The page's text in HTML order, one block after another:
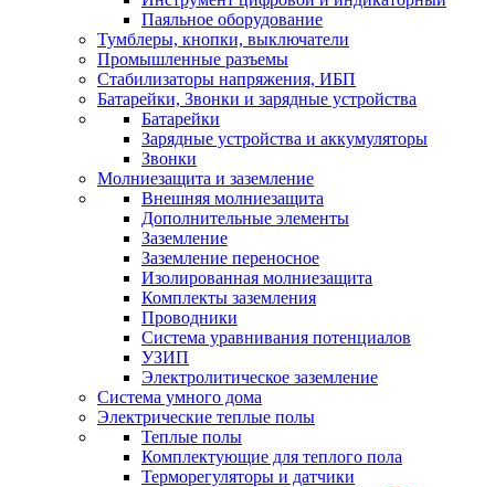
Паяльное оборудование
Тумблеры, кнопки, выключатели
Промышленные разъемы
Стабилизаторы напряжения, ИБП
Батарейки, Звонки и зарядные устройства
Батарейки
Зарядные устройства и аккумуляторы
Звонки
Молниезащита и заземление
Внешняя молниезащита
Дополнительные элементы
Заземление
Заземление переносное
Изолированная молниезащита
Комплекты заземления
Проводники
Система уравнивания потенциалов
УЗИП
Электролитическое заземление
Система умного дома
Электрические теплые полы
Теплые полы
Комплектующие для теплого пола
Терморегуляторы и датчики